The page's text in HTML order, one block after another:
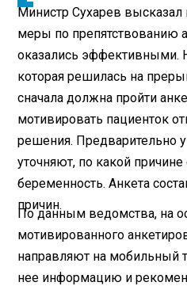
Министр Сухарев
меры по препятствованию
оказались эффективными.
которая решилась на
сначала должна пройти
мотивировать пациенток
решения. Предварительно
уточняют, по какой
беременность. Анкета
причин.
По данным ведомства, на
мотивированного
направляют на мобильный
нее информацию и